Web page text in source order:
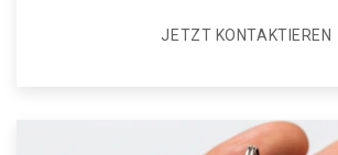
JETZT KONTAKTIEREN